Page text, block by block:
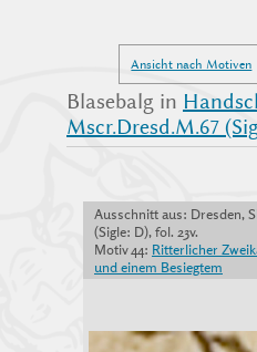
Ansicht nach Motiven
Blasebalg in
Mscr.Dresd.M.67
Ausschnitt aus: Dresden,
(Sigle: D), fol. 23v.
Motiv 44: Ritterlicher
und einem Besiegtem